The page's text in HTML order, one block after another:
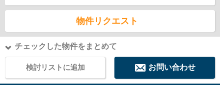
物件リクエスト
チェックした物件をまとめて
検討リストに追加 お問い合わせ